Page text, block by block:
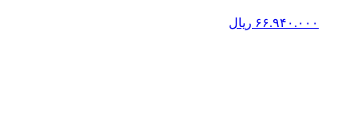
۶۶.۹۴۰.۰۰۰ ریال